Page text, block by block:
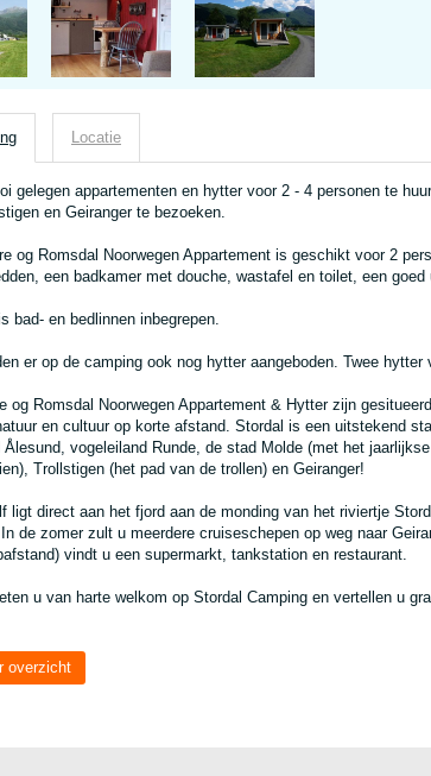
Locatie
gelegen appartementen en hytter voor 2 - 4 personen te
en Geiranger te bezoeken.
og Romsdal Noorwegen Appartement is geschikt voor 2
een badkamer met douche, wastafel en toilet, een
bad- en bedlinnen inbegrepen.
er op de camping ook nog hytter aangeboden. Twee
og Romsdal Noorwegen Appartement & Hytter zijn
en cultuur op korte afstand. Stordal is een uitstekend
vogeleiland Runde, de stad Molde (met het
Trollstigen (het pad van de trollen) en Geiranger!
ligt direct aan het fjord aan de monding van het riviertje
de zomer zult u meerdere cruiseschepen op weg naar
vindt u een supermarkt, tankstation en restaurant.
u van harte welkom op Stordal Camping en vertellen u
overzicht